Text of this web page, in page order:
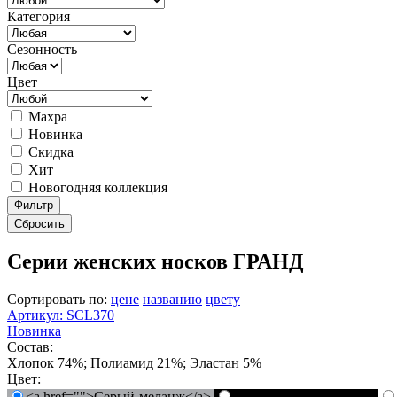
Категория
Сезонность
Цвет
Махра
Новинка
Скидка
Хит
Новогодняя коллекция
Фильтр
Сбросить
Серии женских носков ГРАНД
Сортировать по: цене названию цвету
Артикул: SCL370
Новинка
Состав:
Хлопок 74%; Полиамид 21%; Эластан 5%
Цвет: